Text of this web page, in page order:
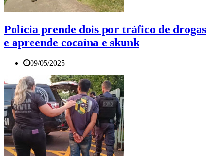
Polícia prende dois por tráfico de drogas
e apreende cocaína e skunk
09/05/2025